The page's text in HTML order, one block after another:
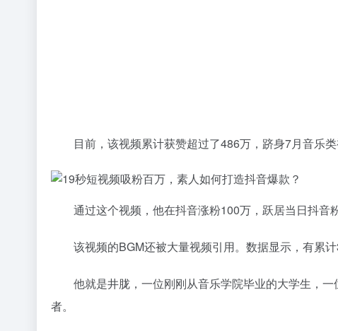
目前，该视频累计获赞超过了486万，跻身7月音乐类
通过这个视频，他在抖音涨粉100万，跃居当日抖音
该视频的BGM还被大量视频引用。数据显示，有累计
他就是井胧，一位刚刚从音乐学院毕业的大学生，一
者。